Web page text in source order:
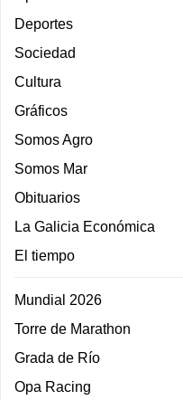
Deportes
Sociedad
Cultura
Gráficos
Somos Agro
Somos Mar
Obituarios
La Galicia Económica
El tiempo
Mundial 2026
Torre de Marathon
Grada de Río
Opa Racing